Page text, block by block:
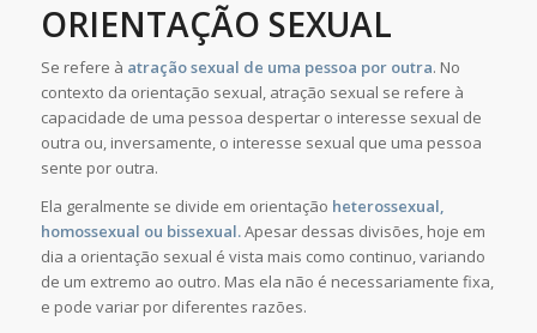
ORIENTAÇÃO SEXUAL
Se refere à atração sexual de uma pessoa por outra. No
contexto da orientação sexual, atração sexual se refere à
capacidade de uma pessoa despertar o interesse sexual de
outra ou, inversamente, o interesse sexual que uma pessoa
sente por outra.
Ela geralmente se divide em orientação heterossexual,
homossexual ou bissexual.Apesar dessas divisões, hoje em
dia a orientação sexual é vista mais como continuo, variando
de um extremo ao outro. Mas ela não é necessariamente fixa,
e pode variar por diferentes razões.